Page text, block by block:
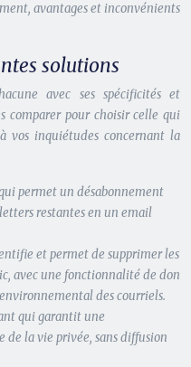
avantages et inconvénients
solutions
avec ses spécificités et
comparer pour choisir celle qui
vos inquiétudes concernant la
permet un désabonnement
restantes en un email
et permet de supprimer les
avec une fonctionnalité de don
des courriels.
qui garantit une
de la vie privée, sans diffusion